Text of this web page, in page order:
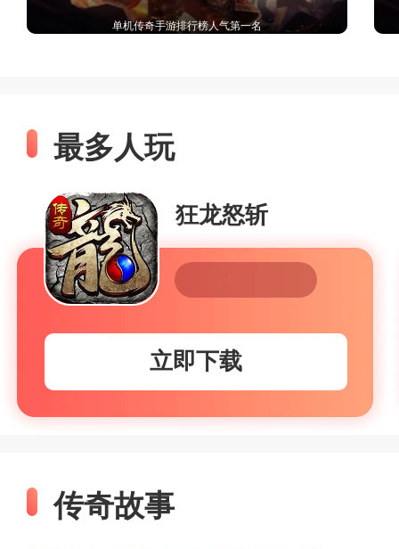
单机传奇手游排行榜人气第一名
最多人玩
狂龙怒斩
立即下载
传奇故事